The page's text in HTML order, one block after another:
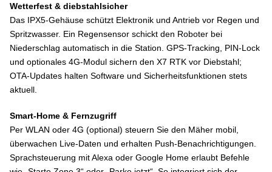
Wetterfest & diebstahlsicher
Das IPX5-Gehäuse schützt Elektronik und Antrieb vor Regen und
Spritzwasser. Ein Regensensor schickt den Roboter bei
Niederschlag automatisch in die Station. GPS-Tracking, PIN-Lock
und optionales 4G-Modul sichern den X7 RTK vor Diebstahl;
OTA-Updates halten Software und Sicherheitsfunktionen stets
aktuell.
Smart-Home & Fernzugriff
Per WLAN oder 4G (optional) steuern Sie den Mäher mobil,
überwachen Live-Daten und erhalten Push-Benachrichtigungen.
Sprachsteuerung mit Alexa oder Google Home erlaubt Befehle